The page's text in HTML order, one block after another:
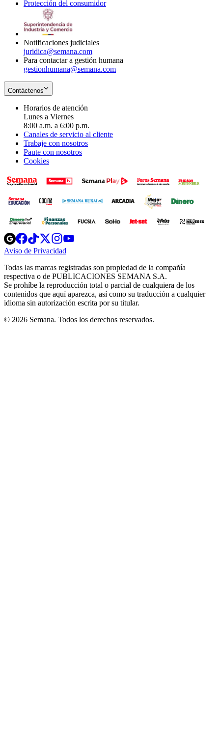
window
newin
Protección del consumidorOpens
Notificaciones judiciales
juridica@semana.com
Para contactar a gestión humana
gestionhumana@semana.com
Contáctenos
Horarios de atención
Lunes a Viernes
8:00 a.m. a 6:00 p.m.
Canales de servicio al cliente
Trabaje con nosotros
Paute con nosotros
Cookies
Opens
in
new
Opens
in
new
Opens
in
new
window
Opens
new
windowwindow
Aviso de Privacidad
new
window
Todas las marcas registradas son propiedad de la compañía
respectiva o de PUBLICACIONES SEMANA S.A.
Se prohíbe la reproducción total o parcial de cualquiera de los
contenidos que aquí aparezca, así como su traducción a cualquier
idioma sin autorización escrita por su titular.
© 2026 Semana. Todos los derechos reservados.